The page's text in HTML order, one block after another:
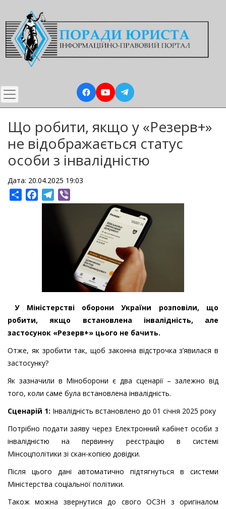
до
основного
вмісту
Що робити, якщо у «Резерв+»
не відображається статус
особи з інвалідністю
Дата: 20.04.2025 19:03
ShareFacebookTelegram
У Міністерстві оборони України розповіли, що
робити, якщо встановлена інвалідність, але
застосунок «Резерв+» цього не бачить.
Отже, як зробити так, щоб законна відстрочка з’явилася в
застосунку?
Як зазначили в Міноборони є два сценарії – залежно від
того, коли саме була встановлена інвалідність.
Сценарій 1: Інвалідність встановлено до 01 січня 2025 року
Потрібно подати заяву через Електронний кабінет особи з
інвалідністю на первинну реєстрацію в системі
Мінсоцполітики зі скан-копією довідки.
Після цього дані автоматично підтягнуться в системи
Міністерства соціальної політики.
Також можна звернутися до свого ОСЗН з оригіналом